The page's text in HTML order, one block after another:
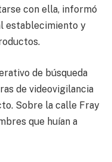
con ella, informó
establecimiento y
de búsqueda
de videovigilancia
Sobre la calle Fray
que huían a